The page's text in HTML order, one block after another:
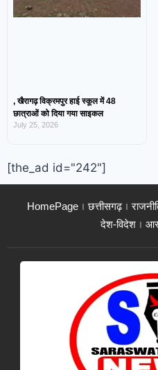
, खैरागढ़ विक्रमपुर हाई स्कूल में 48
छात्राओं को दिया गया साइकल
July 25, 2026
[the_ad id="242"]
HomePage छत्तीसगढ़
देश-विदेश